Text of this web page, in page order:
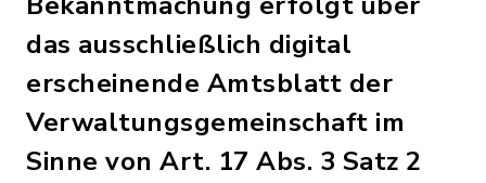
das ausschließlich digital
erscheinende Amtsblatt der
Verwaltungsgemeinschaft im
Sinne von Art. 17 Abs. 3 Satz 2